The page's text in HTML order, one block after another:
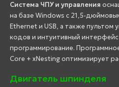
Система ЧПУ и управления
на базе Windows с 21,5-
Ethernet и USB, а также пультом
кодов и интуитивный
программирование.
Core + xNesting оптимизирует
Двигатель шпинделя